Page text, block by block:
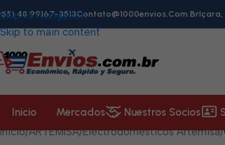
Skip to navigation
Skip to main content
48 99167-3513Contato@1000envios.com.brIçara,
Inicio Mercados Nuestros Socios
Inicio/ARTEMISA/Electrodomésticos Artemisa/